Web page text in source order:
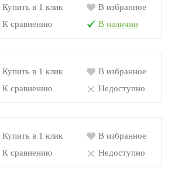
Купить в 1 клик
К сравнению
В избранное
В наличии
Купить в 1 клик
К сравнению
В избранное
Недоступно
Купить в 1 клик
К сравнению
В избранное
Недоступно